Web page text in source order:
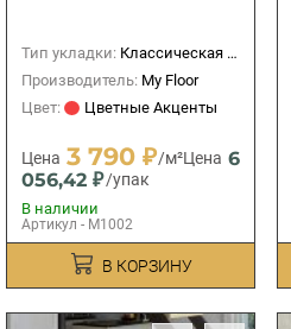
Тип укладки: Классическая (прямая)
Производитель: My Floor
Цвет:
Цветные Акценты
Цена 3 790 ₽/м²Цена 6
056,42 ₽/упак
В наличии
Артикул - M1002
В КОРЗИНУ